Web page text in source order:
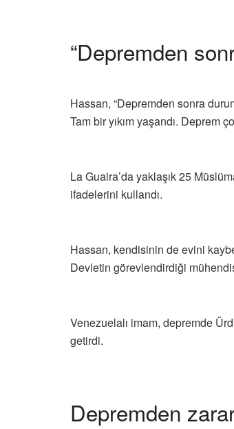
“Depremden
Hassan, “Depremden sonra
Tam bir yıkım yaşandı. Deprem
La Guaira’da yaklaşık 25
ifadelerini kullandı.
Hassan, kendisinin de evini
Devletin görevlendirdiği
Venezuelalı imam, depremde
getirdi.
Depremden